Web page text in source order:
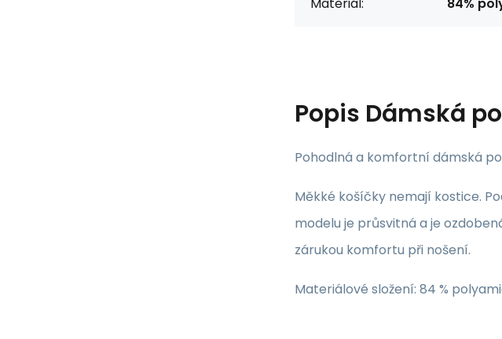
Popis Dámská
Pohodlná a komfortní dámská
Měkké košíčky nemají kostice.
modelu je průsvitná a je
zárukou komfortu při nošení.
Materiálové složení: 84 %